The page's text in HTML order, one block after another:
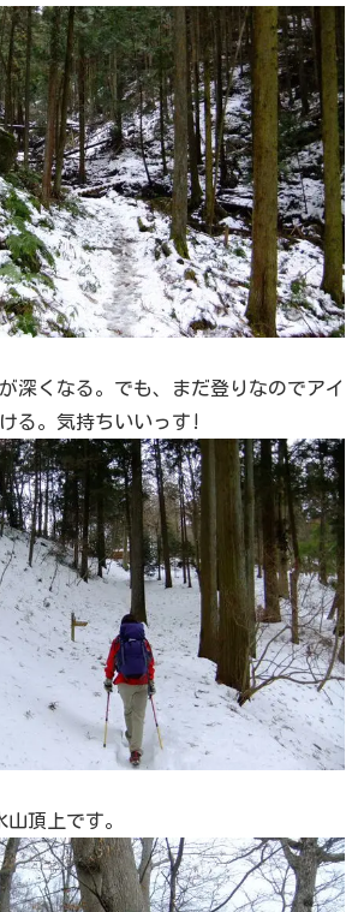
深くなる。でも、まだ登りなのでアイ
る。気持ちいいっす!
頂上です。